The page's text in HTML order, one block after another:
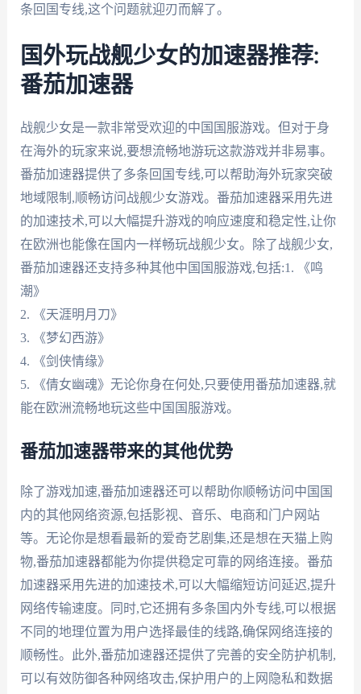
条回国专线,这个问题就迎刃而解了。
国外玩战舰少女的加速器推荐:
番茄加速器
战舰少女是一款非常受欢迎的中国国服游戏。但对于身
在海外的玩家来说,要想流畅地游玩这款游戏并非易事。
番茄加速器提供了多条回国专线,可以帮助海外玩家突破
地域限制,顺畅访问战舰少女游戏。番茄加速器采用先进
的加速技术,可以大幅提升游戏的响应速度和稳定性,让你
在欧洲也能像在国内一样畅玩战舰少女。除了战舰少女,
番茄加速器还支持多种其他中国国服游戏,包括:1. 《鸣
潮》
2. 《天涯明月刀》
3. 《梦幻西游》
4. 《剑侠情缘》
5. 《倩女幽魂》无论你身在何处,只要使用番茄加速器,就
能在欧洲流畅地玩这些中国国服游戏。
番茄加速器带来的其他优势
除了游戏加速,番茄加速器还可以帮助你顺畅访问中国国
内的其他网络资源,包括影视、音乐、电商和门户网站
等。无论你是想看最新的爱奇艺剧集,还是想在天猫上购
物,番茄加速器都能为你提供稳定可靠的网络连接。番茄
加速器采用先进的加速技术,可以大幅缩短访问延迟,提升
网络传输速度。同时,它还拥有多条国内外专线,可以根据
不同的地理位置为用户选择最佳的线路,确保网络连接的
顺畅性。此外,番茄加速器还提供了完善的安全防护机制,
可以有效防御各种网络攻击,保护用户的上网隐私和数据